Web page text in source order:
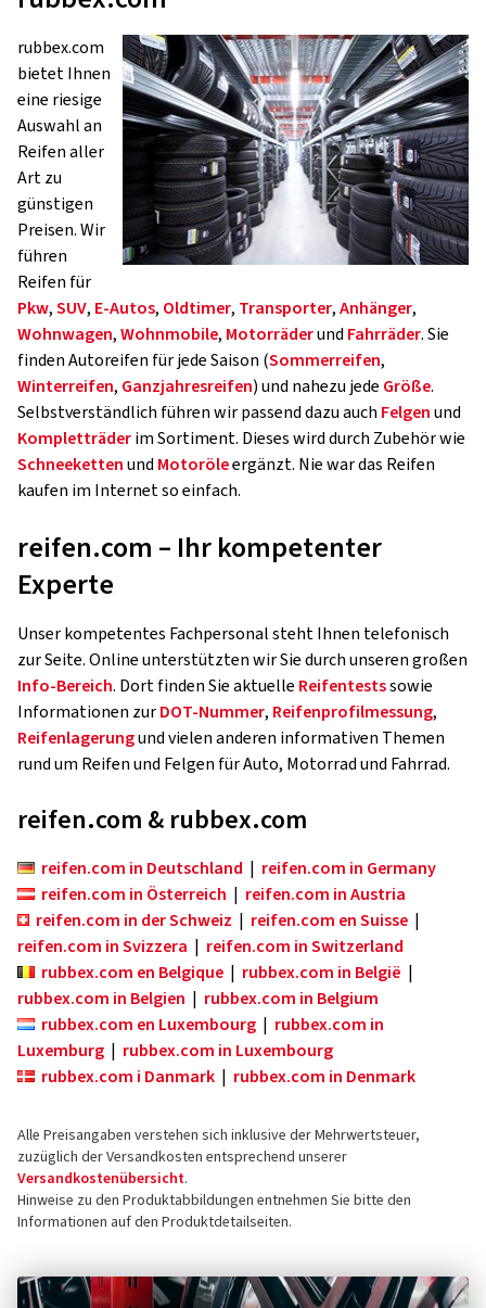
rubbex.com
bietet Ihnen
eine riesige
Auswahl an
Reifen aller
Art zu
günstigen
Preisen. Wir
führen
Reifen für
Pkw,SUV, E-Autos, Oldtimer, Transporter,Anhänger,
Wohnwagen,Wohnmobile, Motorräderund Fahrräder. Sie
finden Autoreifen für jede Saison (Sommerreifen,
Winterreifen, Ganzjahresreifen) und nahezu jede Größe.
Selbstverständlich führen wir passend dazu auch Felgenund
Kompletträderim Sortiment. Dieses wird durch Zubehör wie
Schneekettenund Motoröleergänzt. Nie war das Reifen
kaufen im Internet so einfach.
reifen.com – Ihr kompetenter
Experte
Unser kompetentes Fachpersonal steht Ihnen telefonisch
zur Seite. Online unterstützten wir Sie durch unseren großen
Info-Bereich. Dort finden Sie aktuelle Reifentestssowie
Informationen zurDOT-Nummer, Reifenprofilmessung,
Reifenlagerungund vielen anderen informativen Themen
rund um Reifen und Felgen für Auto, Motorrad und Fahrrad.
reifen.com & rubbex.com
reifen.com in Deutschland | reifen.com in Germany
reifen.com in Österreich | reifen.com in Austria
reifen.com in der Schweiz | reifen.com en Suisse |
reifen.com in Svizzera | reifen.com in Switzerland
rubbex.com en Belgique | rubbex.com in België |
rubbex.com in Belgien | rubbex.com in Belgium
rubbex.com en Luxembourg | rubbex.com in
Luxemburg | rubbex.com in Luxembourg
rubbex.com i Danmark | rubbex.com in Denmark
Alle Preisangaben verstehen sich inklusive der Mehrwertsteuer,
zuzüglich der Versandkosten entsprechend unserer
Versandkostenübersicht.
Hinweise zu den Produktabbildungen entnehmen Sie bitte den
Informationen auf den Produktdetailseiten.